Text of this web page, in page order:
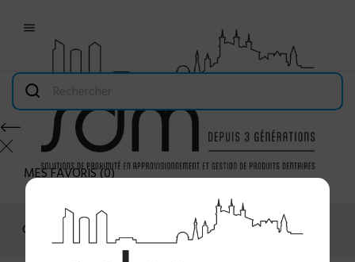

MES FAVORIS(0)
Connexion